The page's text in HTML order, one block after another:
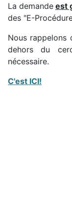
La demande est
des "E-
Nous rappelons
dehors du
nécessaire.
C'est ICI!